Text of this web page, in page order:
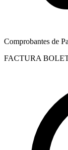
Comprobantes de
FACTURA